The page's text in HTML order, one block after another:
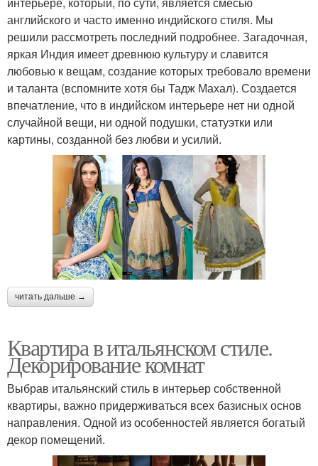
английского и часто именно индийского стиля. Мы
решили рассмотреть последний подробнее. Загадочная,
яркая Индия имеет древнюю культуру и славится
любовью к вещам, создание которых требовало времени
и таланта (вспомните хотя бы Тадж Махал). Создается
впечатление, что в индийском интерьере нет ни одной
случайной вещи, ни одной подушки, статуэтки или
картины, созданной без любви и усилий.
читать дальше →
Квартира в итальянском стиле.
Декорирование комнат
Выбрав итальянский стиль в интерьер собственной
квартиры, важно придерживаться всех базисных основ
направления. Одной из особенностей является богатый
декор помещений.